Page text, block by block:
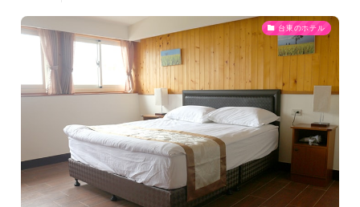
台東のホテル